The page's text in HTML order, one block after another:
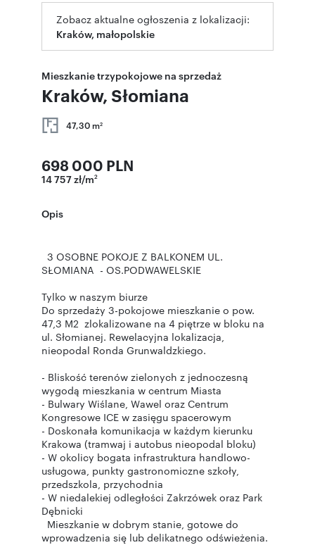
Zobacz aktualne ogłoszenia z lokalizacji:
Kraków, małopolskie
Mieszkanie trzypokojowe na sprzedaż
Kraków, Słomiana
47,30 m2
698 000 PLN
14 757 zł/m2
Opis
3 OSOBNE POKOJE Z BALKONEM UL.
SŁOMIANA - OS.PODWAWELSKIE
Tylko w naszym biurze
Do sprzedaży 3-pokojowe mieszkanie o pow.
47,3 M2 zlokalizowane na 4 piętrze w bloku na
ul. Słomianej. Rewelacyjna lokalizacja,
nieopodal Ronda Grunwaldzkiego.
- Bliskość terenów zielonych z jednoczesną
wygodą mieszkania w centrum Miasta
- Bulwary Wiślane, Wawel oraz Centrum
Kongresowe ICE w zasięgu spacerowym
- Doskonała komunikacja w każdym kierunku
Krakowa (tramwaj i autobus nieopodal bloku)
- W okolicy bogata infrastruktura handlowo-
usługowa, punkty gastronomiczne szkoły,
przedszkola, przychodnia
- W niedalekiej odległości Zakrzówek oraz Park
Dębnicki
Mieszkanie w dobrym stanie, gotowe do
wprowadzenia się lub delikatnego odświeżenia.